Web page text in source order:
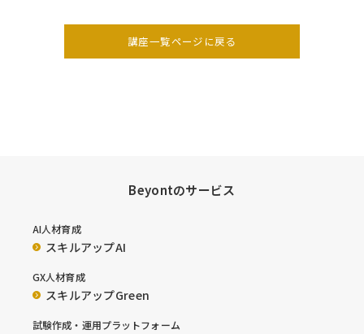
講座一覧ページに戻る
Beyontのサービス
AI人材育成
スキルアップAI
GX人材育成
スキルアップGreen
試験作成・運用プラットフォーム